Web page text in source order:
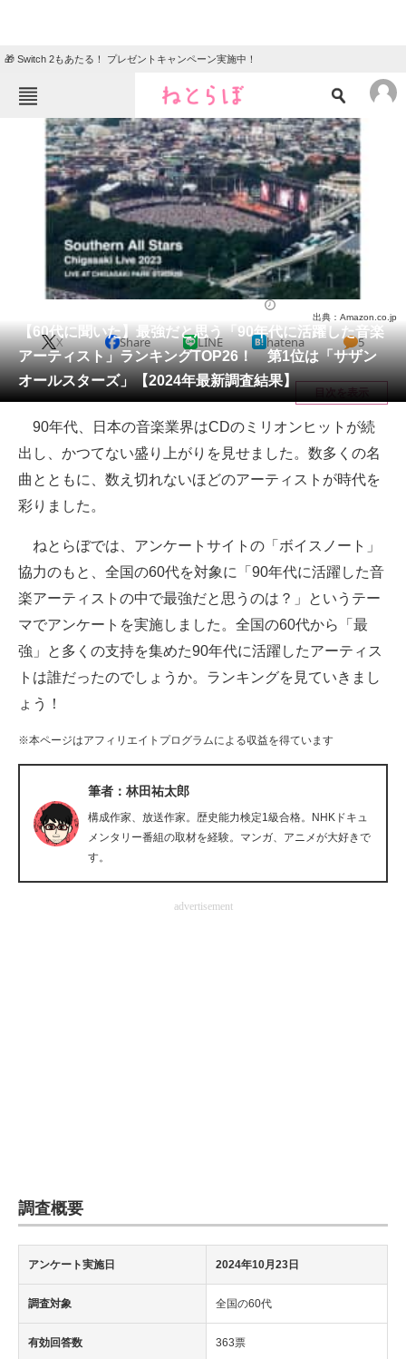
🎁 Switch 2もあたる！ プレゼントキャンペーン実施中！
ねとらぼメニュー
ニュース
エンタメ クイズ
地域
教育・育児
リサーチ
会員記事
メディア
注目記事を集めた総合ページ
ITの今と未来を見通す
スマホと通信の最新トレンド
ビジネスと働き方のヒント
企業ITのトレンドを詳説
ITエンジニア向け専門サイト
企業向けIT製品の総合サイト
製造業のIT導入・活用を支援
【60代に聞いた】最強だと思う「90年代に活躍した音楽
アーティスト」ランキングTOP26！ 第1位は「サザン
オールスターズ」【2024年最新調査結果】
出典：Amazon.co.jp
X Share LINE hatena 5
目次を表示
90年代、日本の音楽業界はCDのミリオンヒットが続
出し、かつてない盛り上がりを見せました。数多くの名
曲とともに、数え切れないほどのアーティストが時代を
彩りました。
ねとらぼでは、アンケートサイトの「ボイスノート」
協力のもと、全国の60代を対象に「90年代に活躍した音
楽アーティストの中で最強だと思うのは？」というテー
マでアンケートを実施しました。全国の60代から「最
強」と多くの支持を集めた90年代に活躍したアーティス
トは誰だったのでしょうか。ランキングを見ていきまし
ょう！
※本ページはアフィリエイトプログラムによる収益を得ています
筆者：林田祐太郎
構成作家、放送作家。歴史能力検定1級合格。NHKドキュ
メンタリー番組の取材を経験。マンガ、アニメが大好きで
す。
advertisement
調査概要
アンケート実施日 2024年10月23日
調査対象 全国の60代
有効回答数 363票